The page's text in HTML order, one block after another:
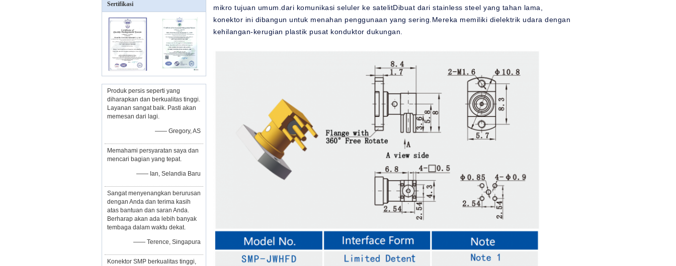
Sertifikasi
Produk persis seperti yang
diharapkan dan berkualitas tinggi.
Layanan sangat baik. Pasti akan
memesan dari lagi.
—— Gregory, AS
Memahami persyaratan saya dan
mencari bagian yang tepat.
—— Ian, Selandia Baru
Sangat menyenangkan berurusan
dengan Anda dan terima kasih
atas bantuan dan saran Anda.
Berharap akan ada lebih banyak
tembaga dalam waktu dekat.
—— Terence, Singapura
Konektor SMP berkualitas tinggi,
mikro tujuan umum.dari komunikasi seluler ke satelitDibuat dari stainless steel yang tahan lama,
konektor ini dibangun untuk menahan penggunaan yang sering.Mereka memiliki dielektrik udara dengan
kehilangan-kerugian plastik pusat konduktor dukungan.